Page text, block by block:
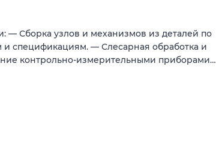
— Сборка узлов и механизмов из деталей по
спецификациям. — Слесарная обработка и
контрольно-измерительными приборами…